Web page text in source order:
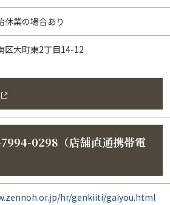
休業の場合あり
区大町東2丁目14-12
0298（店舗直通携帯電
hr/genkiiti/gaiyou.html